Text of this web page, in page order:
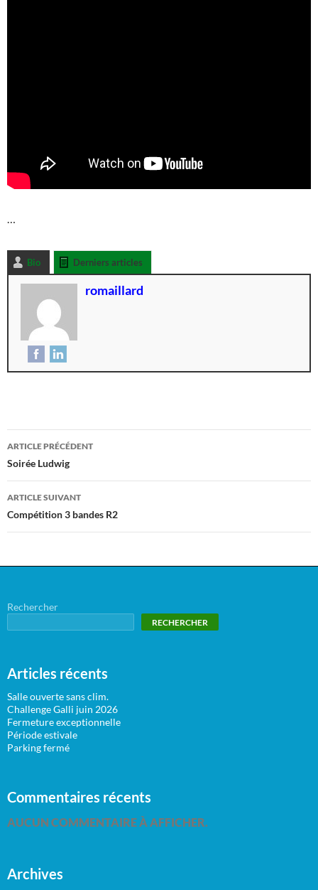
…
Bio Derniers articles
romaillard
ARTICLE PRÉCÉDENT
Soirée Ludwig
ARTICLE SUIVANT
Compétition 3 bandes R2
Rechercher
RECHERCHER
Articles récents
Salle ouverte sans clim.
Challenge Galli juin 2026
Fermeture exceptionnelle
Période estivale
Parking fermé
Commentaires récents
AUCUN COMMENTAIRE À AFFICHER.
Archives